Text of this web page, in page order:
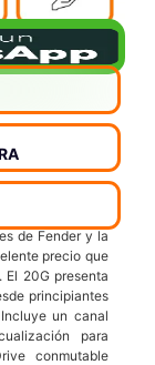
de Fender y la
precio que
20G presenta
principiantes
un canal
para
conmutable